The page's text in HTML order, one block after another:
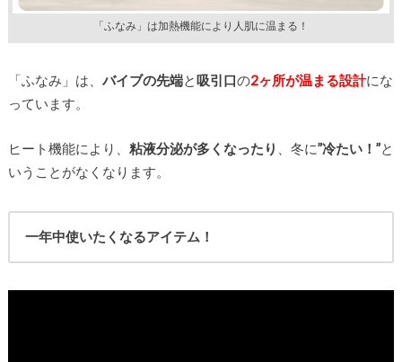
「ふなみ」は加熱機能により人肌に温まる！
「ふなみ」は、 バイブの先端と吸引口の2ヶ所が温まる設計にな
っています。
ヒート機能により、 粘液分泌が多くなったり 、冬に”冷たい！”と
いうことがなくなります。
一年中使いたくなるアイテム！